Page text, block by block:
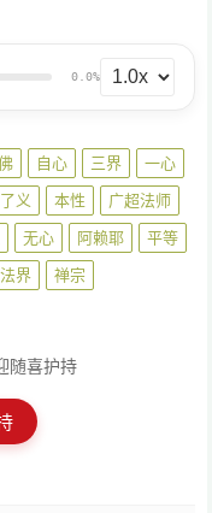
0.0%
自心 三界
一心
了义 本性
广超法师
无心 阿赖耶
平等
法界 禅宗
随喜护持